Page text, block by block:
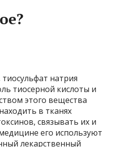
натрия
тиосерной кислоты и
этого вещества
в тканях
связывать их и
его используют
лекарственный